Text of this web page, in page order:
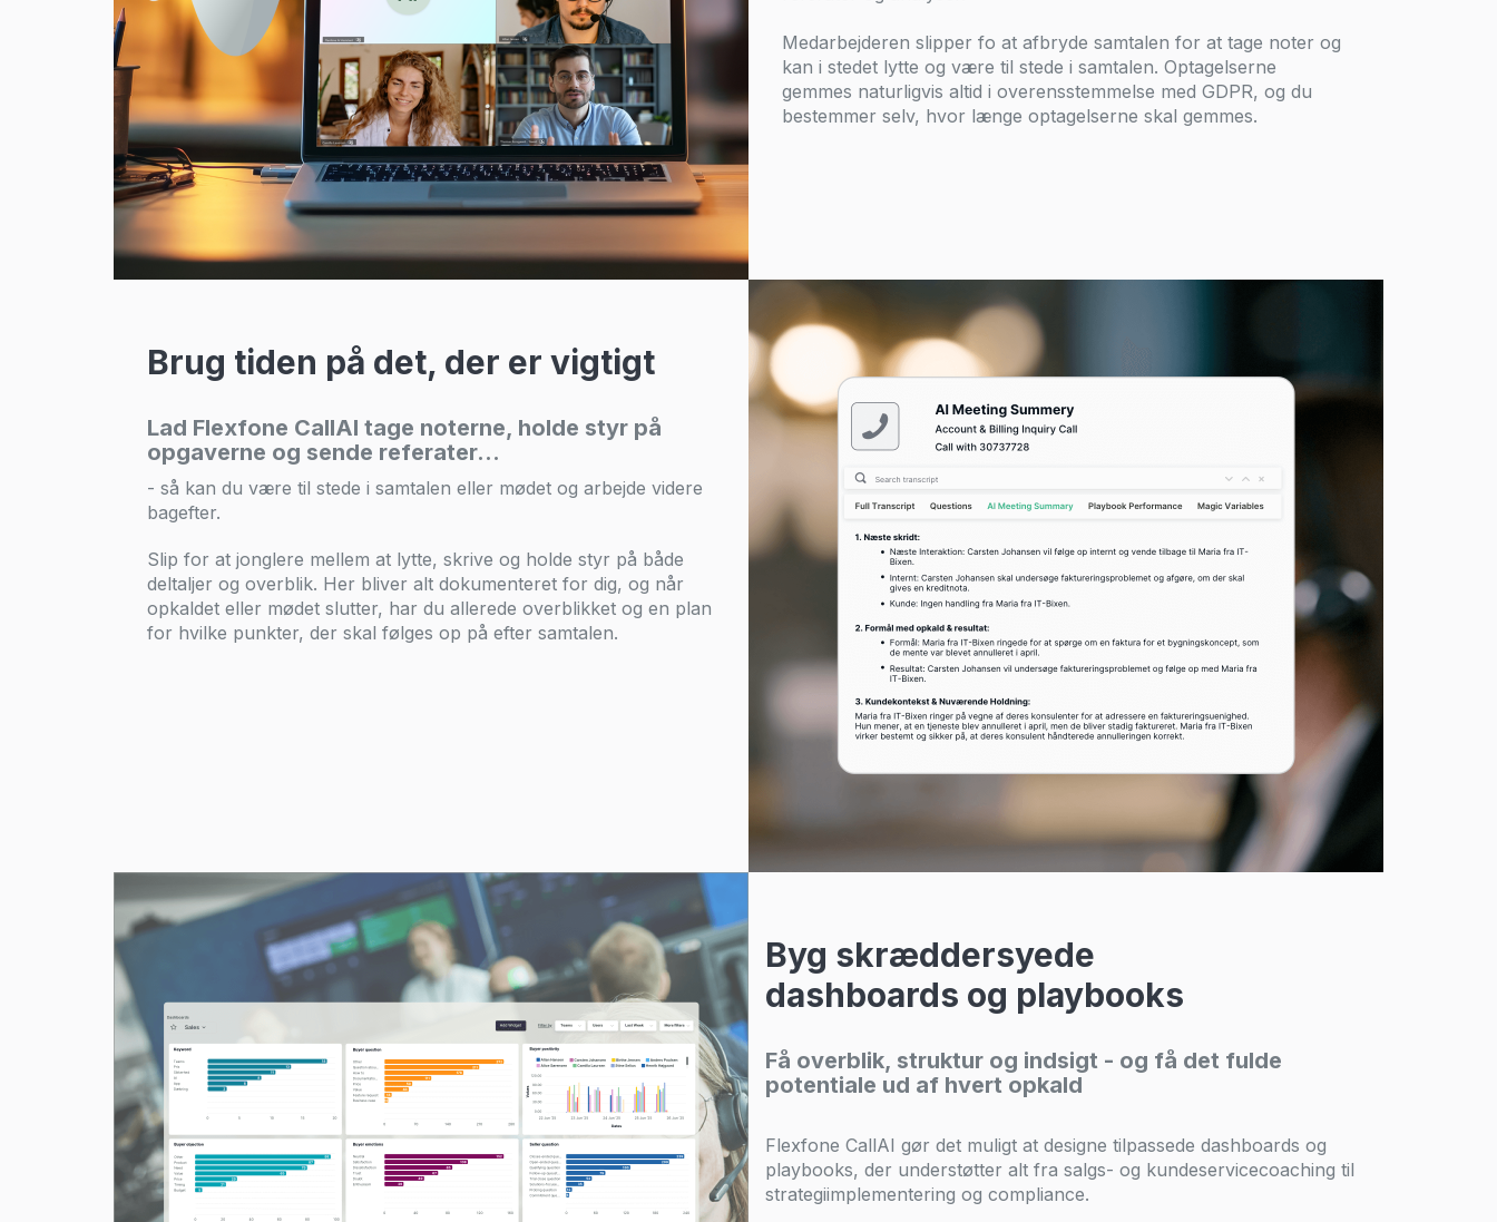
Medarbejderen slipper fo at afbryde samtalen for at tage noter og
kan i stedet lytte og være til stede i samtalen. Optagelserne
gemmes naturligvis altid i overensstemmelse med GDPR, og du
bestemmer selv, hvor længe optagelserne skal gemmes.
Brug tiden på det, der er vigtigt
Lad Flexfone CallAI tage noterne, holde styr på
opgaverne og sende referater…
- så kan du være til stede i samtalen eller mødet og arbejde videre
bagefter.
Slip for at jonglere mellem at lytte, skrive og holde styr på både
deltaljer og overblik. Her bliver alt dokumenteret for dig, og når
opkaldet eller mødet slutter, har du allerede overblikket og en plan
for hvilke punkter, der skal følges op på efter samtalen.
Byg skræddersyede
dashboards og playbooks
Få overblik, struktur og indsigt - og få det fulde
potentiale ud af hvert opkald
Flexfone CallAI gør det muligt at designe tilpassede dashboards og
playbooks, der understøtter alt fra salgs- og kundeservicecoaching til
strategiimplementering og compliance.